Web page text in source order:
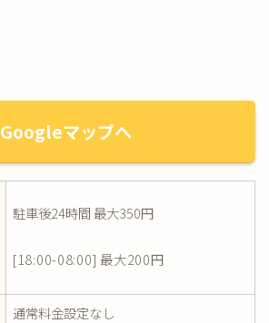
Googleマップへ
駐車後24時間 最大350円
[18:00-08:00] 最大200円
通常料金設定なし